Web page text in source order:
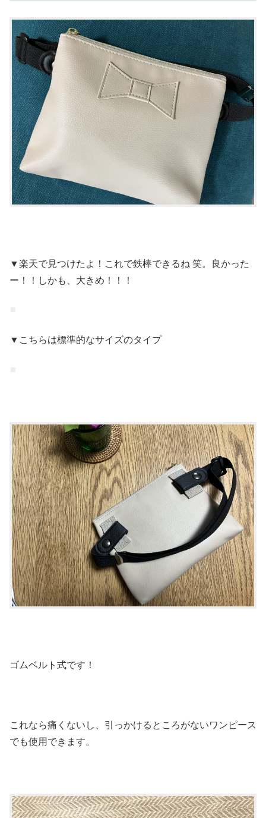
▼楽天で見つけたよ！これで鉄棒できるね 笑。良かった
ー！！しかも、大きめ！！！
▼こちらは標準的なサイズのタイプ
ゴムベルト式です！
これなら痛くないし、引っかけるところがないワンピース
でも使用できます。